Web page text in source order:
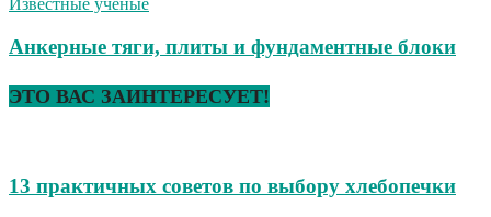
Анкерные тяги, плиты и фундаментные блоки
ЭТО ВАС ЗАИНТЕРЕСУЕТ!
13 практичных советов по выбору хлебопечки